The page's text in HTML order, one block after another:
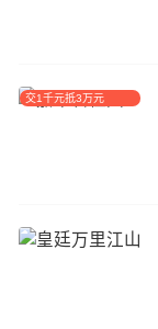
交1千元抵3万元